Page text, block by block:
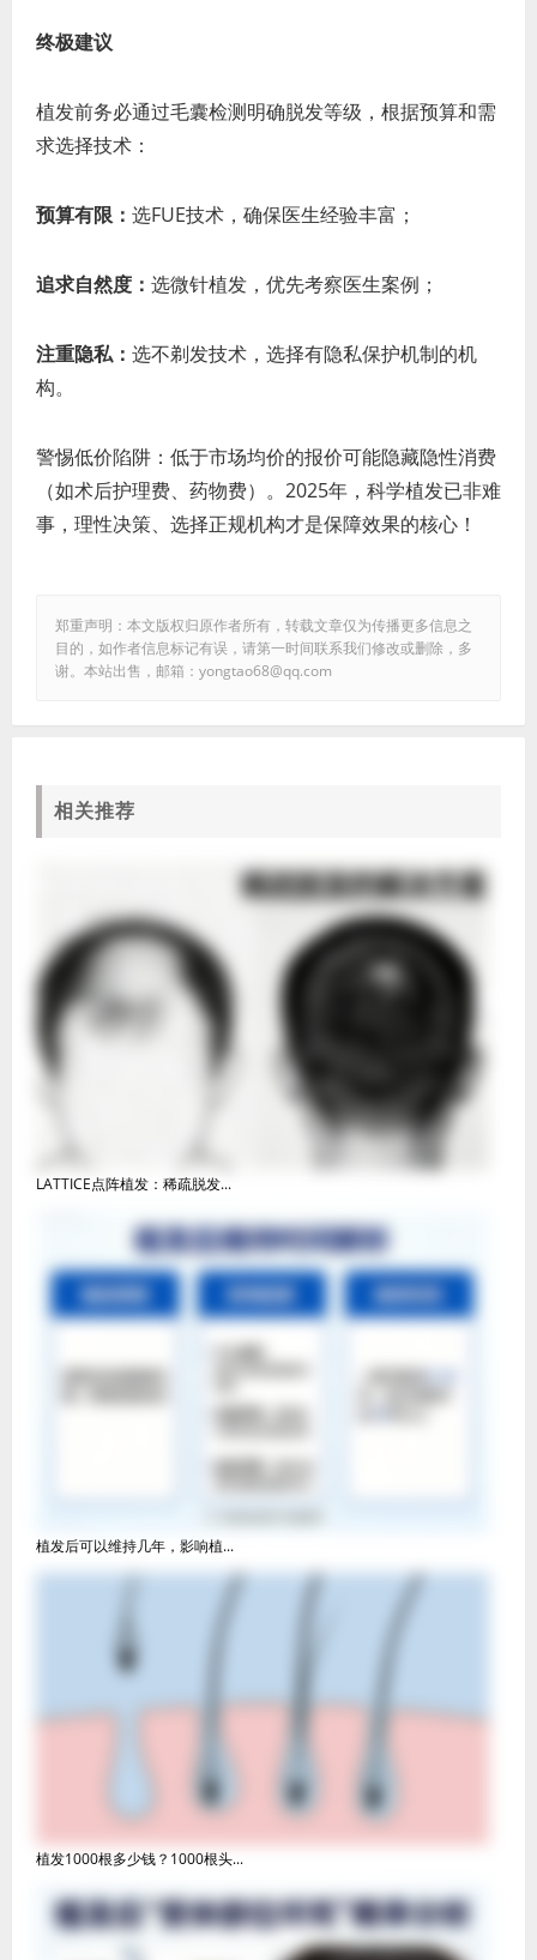
终极建议
植发前务必通过毛囊检测明确脱发等级，根据预算和需
求选择技术：
预算有限： 选FUE技术，确保医生经验丰富；
追求自然度： 选微针植发，优先考察医生案例；
注重隐私： 选不剃发技术，选择有隐私保护机制的机
构。
警惕低价陷阱：低于市场均价的报价可能隐藏隐性消费
（如术后护理费、药物费）。2025年，科学植发已非难
事，理性决策、选择正规机构才是保障效果的核心！
郑重声明：本文版权归原作者所有，转载文章仅为传播更多信息之
目的，如作者信息标记有误，请第一时间联系我们修改或删除，多
谢。本站出售，邮箱：yongtao68@qq.com
相关推荐
LATTICE点阵植发：稀疏脱发...
植发后可以维持几年，影响植...
植发1000根多少钱？1000根头...